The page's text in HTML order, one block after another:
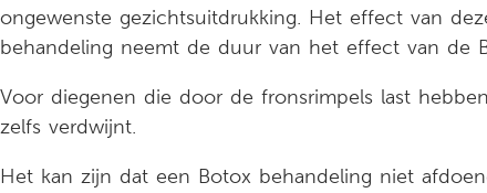
ongewenste gezichtsuitdrukking. Het effect van
behandeling neemt de duur van het effect van de
Voor diegenen die door de fronsrimpels last
zelfs verdwijnt.
Het kan zijn dat een Botox behandeling niet